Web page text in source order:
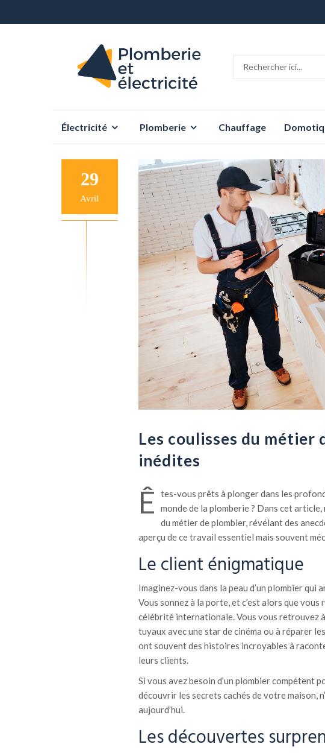
Électricité Plomberie Chauffage
29
Avril
Les coulisses du métier
inédites
Ê
tes-vous prêts à plonger dans les
monde de la plomberie ? Dans cet
du métier de plombier, révélant des
aperçu de ce travail essentiel mais souvent
Le client énigmatique
Imaginez-vous dans la peau d’un plombier qui
Vous sonnez à la porte, et c’est alors que
célébrité internationale. Vous vous retrouvez
tuyaux avec une star de cinéma ou à réparer
ont souvent des histoires incroyables à
leurs clients.
Si vous avez besoin d’un plombier compétent
découvrir les secrets cachés de votre maison,
aujourd’hui.
Les découvertes